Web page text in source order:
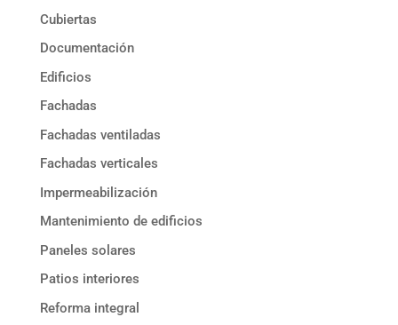
Cubiertas
Documentación
Edificios
Fachadas
Fachadas ventiladas
Fachadas verticales
Impermeabilización
Mantenimiento de edificios
Paneles solares
Patios interiores
Reforma integral